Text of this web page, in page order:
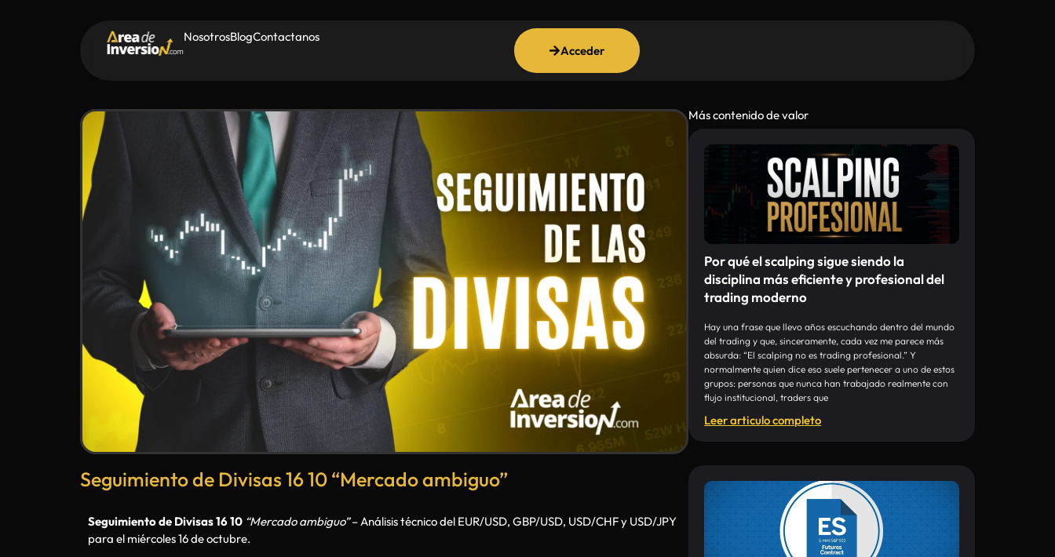
NosotrosBlogContactanos
Acceder
Seguimiento de Divisas 16 10 “Mercado ambiguo”
Seguimiento de Divisas 16 10 “Mercado ambiguo”– Análisis técnico del EUR/USD, GBP/USD, USD/CHF y USD/JPY
para el miércoles 16 de octubre.
Más contenido de valor
Por qué el scalping sigue siendo la
disciplina más eficiente y profesional del
trading moderno
Hay una frase que llevo años escuchando dentro del mundo
del trading y que, sinceramente, cada vez me parece más
absurda: “El scalping no es trading profesional.” Y
normalmente quien dice eso suele pertenecer a uno de estos
grupos: personas que nunca han trabajado realmente con
flujo institucional, traders que
Leer articulo completo